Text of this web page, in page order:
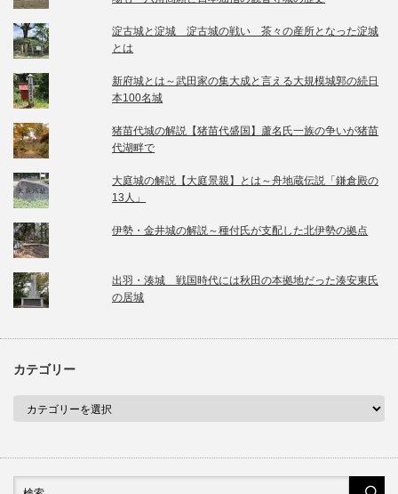
淀古城と淀城 淀古城の戦い 茶々の産所となった淀城
とは
新府城とは～武田家の集大成と言える大規模城郭の続日
本100名城
猪苗代城の解説【猪苗代盛国】蘆名氏一族の争いが猪苗
代湖畔で
大庭城の解説【大庭景親】とは～舟地蔵伝説「鎌倉殿の
13人」
伊勢・金井城の解説～種付氏が支配した北伊勢の拠点
出羽・湊城 戦国時代には秋田の本拠地だった湊安東氏
の居城
カテゴリー